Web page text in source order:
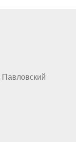
Павловский